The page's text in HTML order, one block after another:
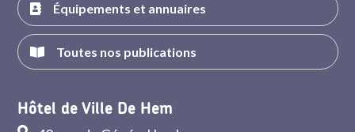
Équipements et annuaires
Toutes nos publications
Hôtel de Ville De Hem